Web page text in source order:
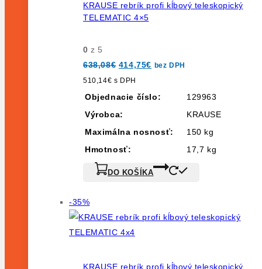
KRAUSE rebrík profi kĺbový teleskopický
TELEMATIC 4×5
0 z 5
638,08€ Pôvodná
cena
bola:
414,75€ Aktuálna
cena
bez DPH
510,14€ s DPH
Objednacie číslo:
129963
Výrobca:
KRAUSE
Maximálna nosnosť:
150 kg
Hmotnosť:
17,7 kg
DO KOŠÍKA
-35%Výrobok
na
predaj
KRAUSE rebrík profi kĺbový teleskopický